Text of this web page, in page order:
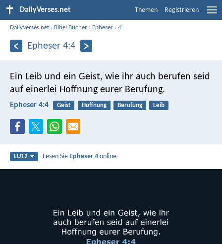
DailyVerses.net Themen Registrieren
DailyVerses.net › Bibel Bücher › Epheser ›4
Epheser 4:4
Ein Leib und ein Geist, wie ihr auch berufen seid
auf einerlei Hoffnung eurer Berufung.
Epheser 4:4 Geist Hoffnung Berufung Leib
LU12 Lesen SieEpheser 4 online